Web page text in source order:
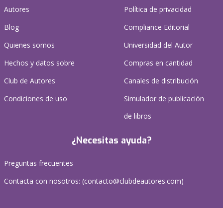
Autores
Blog
Quienes somos
Hechos y datos sobre
Club de Autores
Condiciones de uso
Política de privacidad
Compliance Editorial
Universidad del Autor
Compras en cantidad
Canales de distribución
Simulador de publicación
de libros
¿Necesitas ayuda?
Preguntas frecuentes
Contacta con nosotros: (contacto@clubdeautores.com)